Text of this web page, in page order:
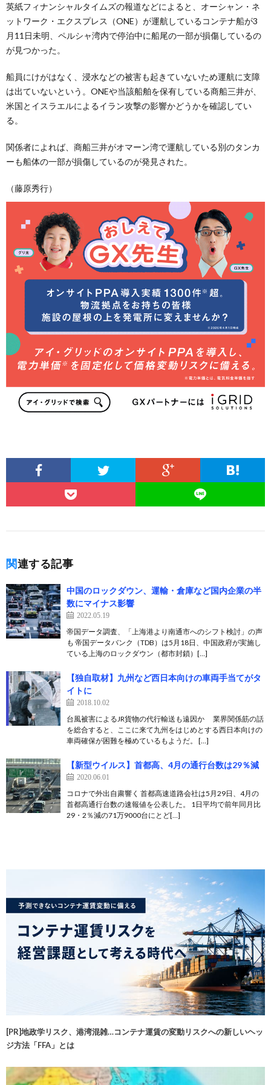
英紙フィナンシャルタイムズの報道などによると、オーシャン・ネ
ットワーク・エクスプレス（ONE）が運航しているコンテナ船が3
月11日未明、ペルシャ湾内で停泊中に船尾の一部が損傷しているの
が見つかった。
船員にけがはなく、浸水などの被害も起きていないため運航に支障
は出ていないという。ONEや当該船舶を保有している商船三井が、
米国とイスラエルによるイラン攻撃の影響かどうかを確認してい
る。
関係者によれば、商船三井がオマーン湾で運航している別のタンカ
ーも船体の一部が損傷しているのが発見された。
（藤原秀行）
関連する記事
中国のロックダウン、運輸・倉庫など国内企業の半
数にマイナス影響
2022.05.19
帝国データ調査、「上海港より南通市へのシフト検討」の声
も 帝国データバンク（TDB）は5月18日、中国政府が実施し
ている上海のロックダウン（都市封鎖）[…]
【独自取材】九州など西日本向けの車両手当てがタ
イトに
2018.10.02
台風被害によるJR貨物の代行輸送も遠因か 業界関係筋の話
を総合すると、ここに来て九州をはじめとする西日本向けの
車両確保が困難を極めているもようだ。 […]
【新型ウイルス】首都高、4月の通行台数は29％減
2020.06.01
コロナで外出自粛響く 首都高速道路会社は5月29日、4月の
首都高通行台数の速報値を公表した。 1日平均で前年同月比
29・2％減の71万9000台にとど[…]
[PR]地政学リスク、港湾混雑…コンテナ運賃の変動リスクへの新しいヘッ
ジ方法「FFA」とは